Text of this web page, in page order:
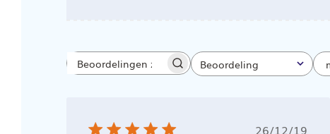
BeoordelingenBeoordeling
Alle beoordelingen
26/12/19